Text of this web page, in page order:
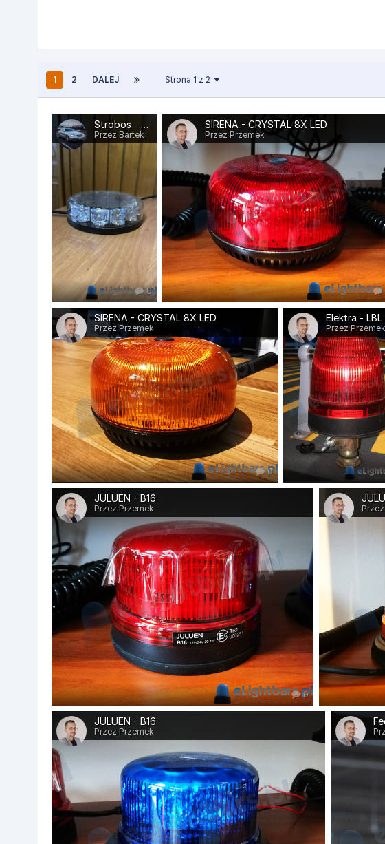
1 2 DALEJ Strona 1 z 2
Strobos - Baquda
Przez Bartek_
0
SIRENA - CRYSTAL 8X LED
Przez Przemek
SIRENA - CRYSTAL 8X LED
Przez Przemek
0
Przez Przemek
JULUEN - B16
Przez Przemek
0
JULUEN - B16
Przez Przemek